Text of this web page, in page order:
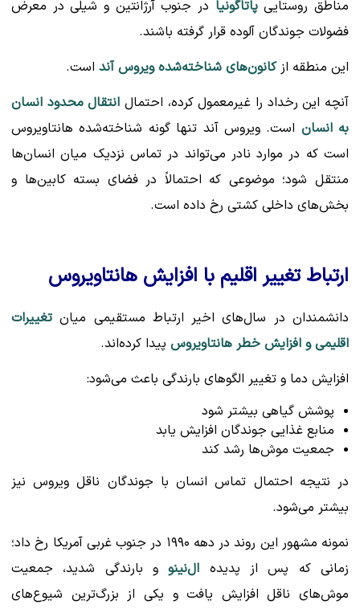
مناطق روستاییپاتاگونیا در جنوب آرژانتین و شیلی در معرض
فضولات جوندگان آلوده قرار گرفته باشند.
این منطقه ازکانون‌های شناخته‌شده ویروس آند است.
آنچه این رخداد را غیرمعمول کرده، احتمال انتقال محدود انسان
به انسان است. ویروس آند تنها گونه شناخته‌شده هانتاویروس
است که در موارد نادر می‌تواند در تماس نزدیک میان انسان‌ها
منتقل شود؛ موضوعی که احتمالاً در فضای بسته کابین‌ها و
بخش‌های داخلی کشتی رخ داده است.
ارتباط تغییر اقلیم با افزایش هانتاویروس
دانشمندان در سال‌های اخیر ارتباط مستقیمی میانتغییرات
اقلیمی و افزایش خطر هانتاویروس پیدا کرده‌اند.
افزایش دما و تغییر الگوهای بارندگی باعث می‌شود:
پوشش گیاهی بیشتر شود
منابع غذایی جوندگان افزایش یابد
جمعیت موش‌ها رشد کند
در نتیجه احتمال تماس انسان با جوندگان ناقل ویروس نیز
بیشتر می‌شود.
نمونه مشهور این روند در دهه ۱۹۹۰ در جنوب غربی آمریکا رخ داد؛
زمانی که پس از پدیده ال‌نینوو بارندگی شدید، جمعیت
موش‌های ناقل افزایش یافت و یکی از بزرگ‌ترین شیوع‌های